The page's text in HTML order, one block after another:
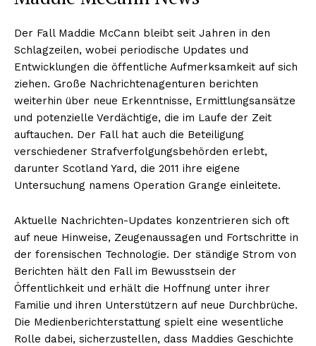
Der Fall Maddie McCann bleibt seit Jahren in den
Schlagzeilen, wobei periodische Updates und
Entwicklungen die öffentliche Aufmerksamkeit auf sich
ziehen. Große Nachrichtenagenturen berichten
weiterhin über neue Erkenntnisse, Ermittlungsansätze
und potenzielle Verdächtige, die im Laufe der Zeit
auftauchen. Der Fall hat auch die Beteiligung
verschiedener Strafverfolgungsbehörden erlebt,
darunter Scotland Yard, die 2011 ihre eigene
Untersuchung namens Operation Grange einleitete.
Aktuelle Nachrichten-Updates konzentrieren sich oft
auf neue Hinweise, Zeugenaussagen und Fortschritte in
der forensischen Technologie. Der ständige Strom von
Berichten hält den Fall im Bewusstsein der
Öffentlichkeit und erhält die Hoffnung unter ihrer
Familie und ihren Unterstützern auf neue Durchbrüche.
Die Medienberichterstattung spielt eine wesentliche
Rolle dabei, sicherzustellen, dass Maddies Geschichte